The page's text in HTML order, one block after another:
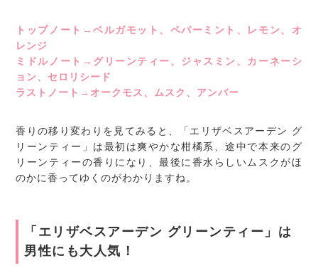
トップノート→ベルガモット、ペパーミント、レモン、オ
レンジ
ミドルノート→グリーンティー、ジャスミン、カーネーシ
ョン、セロリシード
ラストノート→オークモス、ムスク、アンバー
香りの移り変わりを見てみると、「エリザベスアーデン グ
リーンティー」は最初は爽やかな柑橘系、途中で本来のグ
リーンティーの香りになり、最後に香水らしいムスクがほ
のかに香ってゆくのがわかりますね。
「エリザベスアーデン グリーンティー」は
男性にも大人気！